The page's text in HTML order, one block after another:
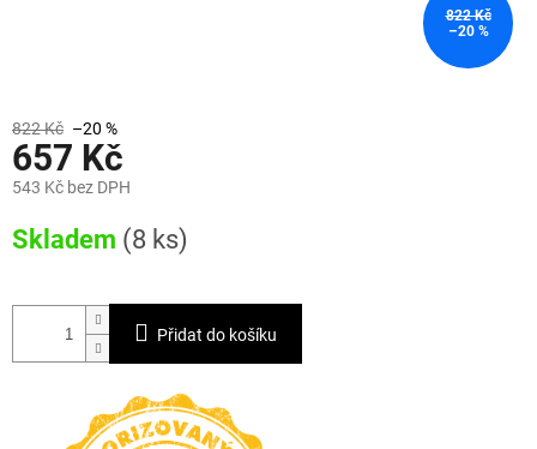
822 Kč
–20 %
822 Kč –20 %
657 Kč
543 Kč bez DPH
cena:
Skladem (8 ks)
Přidat do košíku